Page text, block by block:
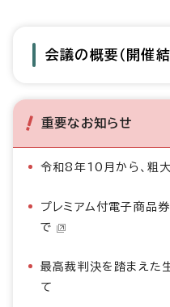
会議の概要（開催
重要なお知らせ
令和8年10月から、粗
プレミアム付電子商品
で
最高裁判決を踏まえた
て